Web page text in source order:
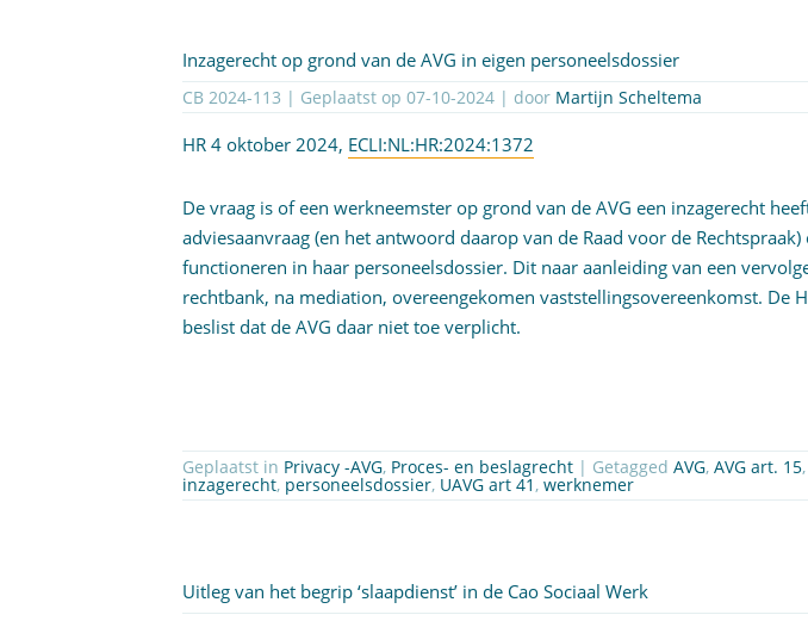
Inzagerecht op grond van de AVG in eigen personeelsdossier
CB 2024-113 | Geplaatst op07-10-2024 | door Martijn Scheltema
HR 4 oktober 2024, ECLI:NL:HR:2024:1372
De vraag is of een werkneemster op grond van de AVG een inzagerecht
adviesaanvraag (en het antwoord daarop van de Raad voor de
functioneren in haar personeelsdossier. Dit naar aanleiding van een
rechtbank, na mediation, overeengekomen vaststellingsovereenkomst. De
beslist dat de AVG daar niet toe verplicht.
Geplaatst in Privacy -AVG, Proces- en beslagrecht | GetaggedAVG,AVG art. 15
inzagerecht, personeelsdossier, UAVG art 41 ,werknemer
Uitleg van het begrip ‘slaapdienst’ in de Cao Sociaal Werk